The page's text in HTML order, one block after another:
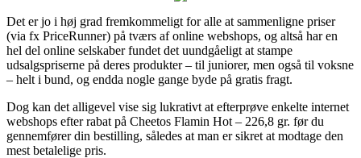
Det er jo i høj grad fremkommeligt for alle at sammenligne priser
(via fx PriceRunner) på tværs af online webshops, og altså har en
hel del online selskaber fundet det uundgåeligt at stampe
udsalgspriserne på deres produkter – til juniorer, men også til voksne
– helt i bund, og endda nogle gange byde på gratis fragt.
Dog kan det alligevel vise sig lukrativt at efterprøve enkelte internet
webshops efter rabat på Cheetos Flamin Hot – 226,8 gr. før du
gennemfører din bestilling, således at man er sikret at modtage den
mest betalelige pris.